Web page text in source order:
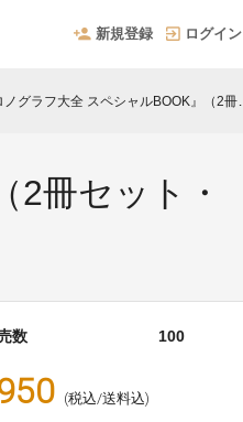
新規登録 ログイン
フ大全 スペシャルBOOK』（2冊セット・25%OFF）
冊セット・
数 100
(税込/送料込)